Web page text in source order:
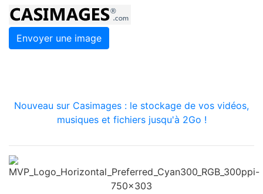
Envoyer une image
Nouveau sur Casimages : le stockage de vos vidéos,
musiques et fichiers jusqu'à 2Go !